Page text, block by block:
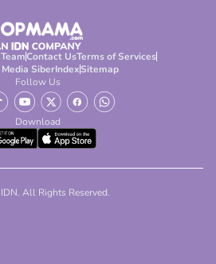
Contact UsTerms of Services
SiberIndexSitemap
Follow Us
Download
All Rights Reserved.